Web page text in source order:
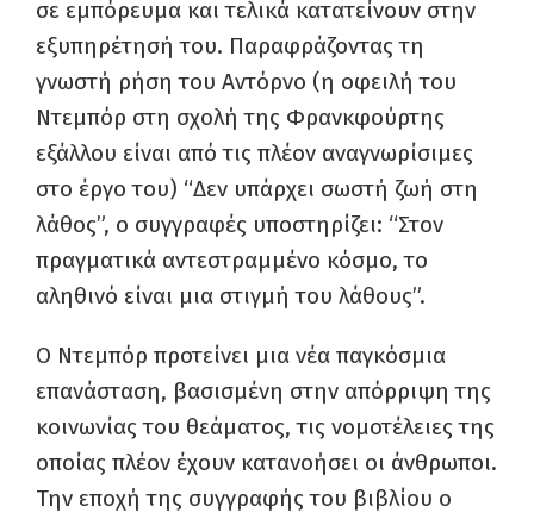
σε εμπόρευμα και τελικά κατατείνουν στην
εξυπηρέτησή του. Παραφράζοντας τη
γνωστή ρήση του Αντόρνο (η οφειλή του
Ντεμπόρ στη σχολή της Φρανκφούρτης
εξάλλου είναι από τις πλέον αναγνωρίσιμες
στο έργο του) “Δεν υπάρχει σωστή ζωή στη
λάθος”, ο συγγραφές υποστηρίζει: “Στον
πραγματικά αντεστραμμένο κόσμο, το
αληθινό είναι μια στιγμή του λάθους”.
Ο Ντεμπόρ προτείνει μια νέα παγκόσμια
επανάσταση, βασισμένη στην απόρριψη της
κοινωνίας του θεάματος, τις νομοτέλειες της
οποίας πλέον έχουν κατανοήσει οι άνθρωποι.
Την εποχή της συγγραφής του βιβλίου ο